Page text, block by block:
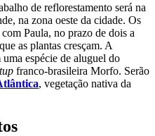
de reflorestamento será na
na zona oeste da cidade. Os
Paula, no prazo de dois a
as plantas cresçam. A
espécie de aluguel do
franco-brasileira Morfo. Serão
, vegetação nativa da